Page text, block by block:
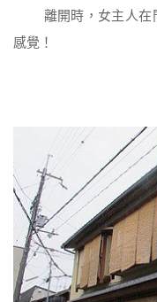
離開時，女主人在門
感覺！